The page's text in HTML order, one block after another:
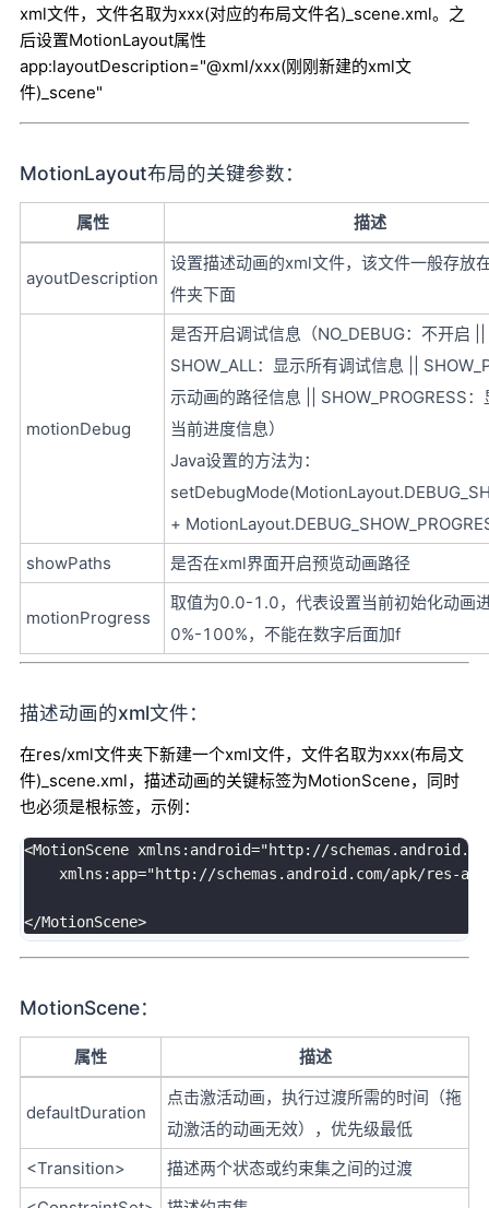
xml文件，文件名取为xxx(对应的布局文件名)_scene.xml。之
后设置MotionLayout属性
app:layoutDescription="@xml/xxx(刚刚新建的xml文
件)_scene"
MotionLayout布局的关键参数：
属性 描述
ayoutDescription
设置描述动画的xml文件，该文件一般存放
件夹下面
motionDebug
是否开启调试信息（NO_DEBUG：不开启 ||
SHOW_ALL：显示所有调试信息 ||
示动画的路径信息 || SHOW_PROGRESS
当前进度信息）
Java设置的方法为：
+
showPaths
是否在xml界面开启预览动画路径
motionProgress
取值为0.0-1.0，代表设置当前初始化动画
0%-100%，不能在数字后面加f
描述动画的xml文件：
在res/xml文件夹下新建一个xml文件，文件名取为xxx(布局文
件)_scene.xml，描述动画的关键标签为MotionScene，同时
也必须是根标签，示例：
<MotionScene xmlns : android="http://
    xmlns
: app="http://schemas.android.com/apk/res-
</MotionScene>
MotionScene：
属性 描述
defaultDuration
点击激活动画，执行过渡所需的时间（拖
动激活的动画无效），优先级最低
<Transition>
描述两个状态或约束集之间的过渡